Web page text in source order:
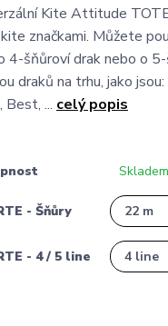
Kite Attitude
značkami. Můžete
4-šňůroví drak nebo o
draků na trhu, jako
Best, ... celý popis
- Šňůry
- 4 / 5 line